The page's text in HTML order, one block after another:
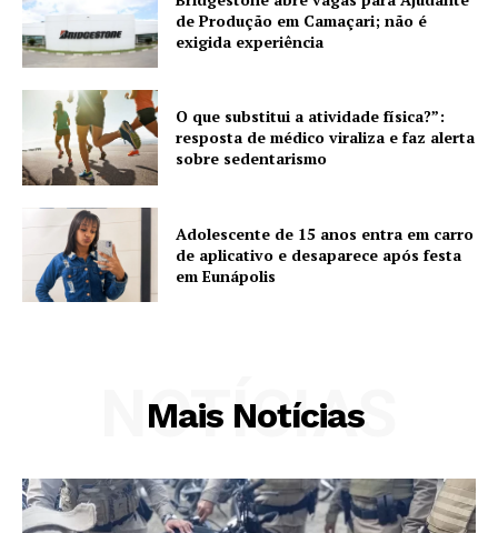
de Produção em Camaçari; não é
exigida experiência
O que substitui a atividade física?”:
resposta de médico viraliza e faz alerta
sobre sedentarismo
Adolescente de 15 anos entra em carro
de aplicativo e desaparece após festa
em Eunápolis
Mais Notícias
NOTÍCIAS